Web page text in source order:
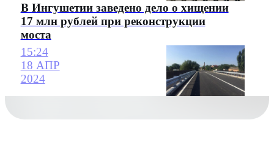
В Ингушетии заведено дело о хищении
17 млн рублей при реконструкции
моста
15:24
18 АПР
2024